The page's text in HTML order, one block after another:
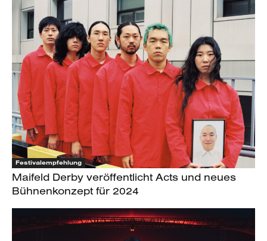
Festivalempfehlung
Maifeld Derby veröffentlicht Acts und neues
Bühnenkonzept für 2024